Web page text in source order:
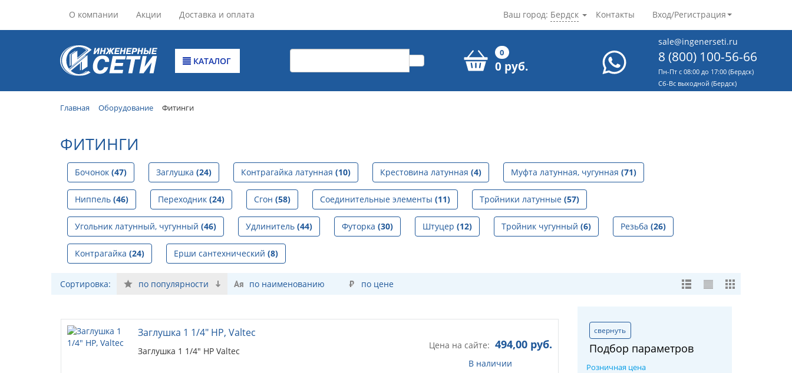
О компании Акции Доставка и оплата Контакты Вход/Регистрация
Ваш город: Бердск
КАТАЛОГ
0
0 руб.
sale@ingenerseti.ru
8 (800) 100-56-66
Пн-Пт с 08:00 до 17:00 (Бердск)
Cб-Вс выходной (Бердск)
Главная Оборудование Фитинги
ФИТИНГИ
Бочонок (47) Заглушка (24) Контрагайка латунная (10) Крестовина латунная (4) Муфта латунная, чугунная (71)
Ниппель (46) Переходник (24) Сгон (58) Соединительные элементы (11) Тройники латунные (57)
Угольник латунный, чугунный (46) Удлинитель (44) Футорка (30) Штуцер (12) Тройник чугунный (6) Резьба (26)
Контрагайка (24) Ерши сантехнический (8)
Сортировка: по популярности по наименованию по цене
свернуть
Подбор параметров
Розничная цена
Заглушка 1 1/4" НР, Valtec
Заглушка 1 1/4" НР Valtec
Цена на сайте: 494,00руб.
В наличии